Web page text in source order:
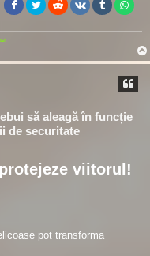
să aleagă în funcție
de securitate
viitorul!
pot transforma